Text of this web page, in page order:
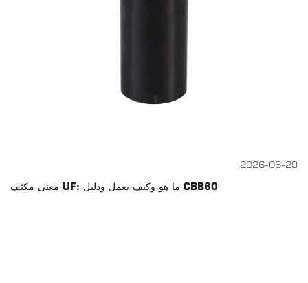
2026-06-29
معنى مكثف UF: ما هو وكيف يعمل ودليل CBB60